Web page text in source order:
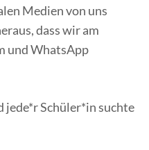
Medien von uns
dass wir am
und WhatsApp
jede*r Schüler*in suchte